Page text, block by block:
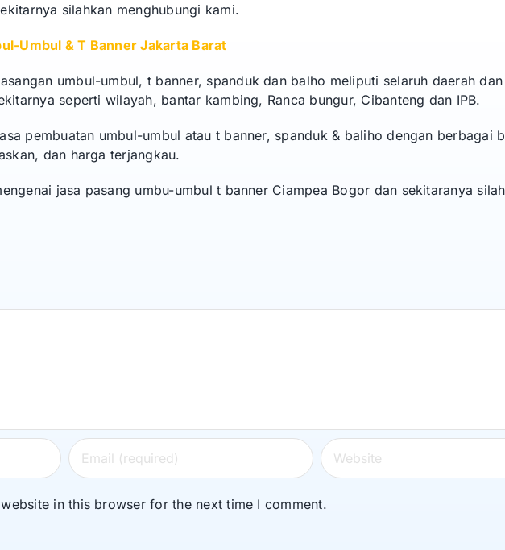
silahkan menghubungi kami.
Umbul & T Banner Jakarta Barat
umbul-umbul, t banner, spanduk dan balho meliputi selaruh daerah dan
seperti wilayah, bantar kambing, Ranca bungur, Cibanteng dan IPB.
pembuatan umbul-umbul atau t banner, spanduk & baliho dengan berbagai
dan harga terjangkau.
jasa pasang umbu-umbul t banner Ciampea Bogor dan sekitaranya
in this browser for the next time I comment.